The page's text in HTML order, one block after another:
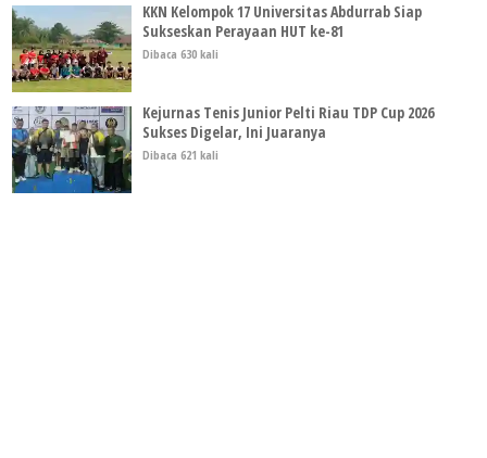
KKN Kelompok 17 Universitas Abdurrab Siap
Sukseskan Perayaan HUT ke-81
Dibaca 630 kali
Kejurnas Tenis Junior Pelti Riau TDP Cup 2026
Sukses Digelar, Ini Juaranya
Dibaca 621 kali